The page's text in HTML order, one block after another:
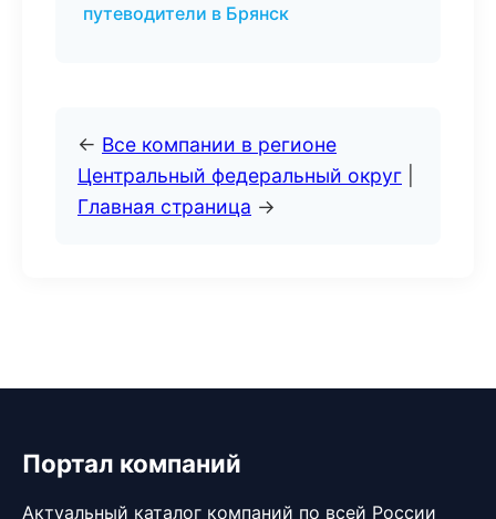
путеводители в Брянск
← Все компании в регионе
Центральный федеральный округ
Главная страница →
Портал компаний
Актуальный каталог компаний по всей России